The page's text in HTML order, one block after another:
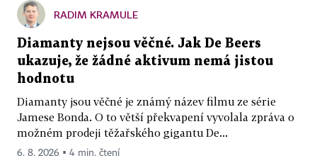
RADIM KRAMULE
Diamanty nejsou věčné. Jak De Beers
ukazuje, že žádné aktivum nemá jistou
hodnotu
Diamanty jsou věčné je známý název filmu ze série
Jamese Bonda. O to větší překvapení vyvolala zpráva o
možném prodeji těžařského gigantu De...
6. 8. 2026 ▪ 4 min. čtení